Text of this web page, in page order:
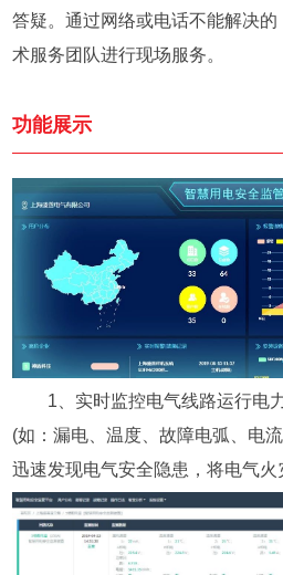
答疑。通过网络或电话不能解决
术服务团队进行现场服务。
功能展示
1、实时监控电气线路运行电
(如：漏电、温度、故障电弧、电
迅速发现电气安全隐患，将电气火